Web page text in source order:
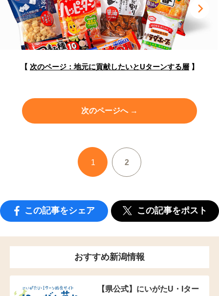
【 次のページ：地元に貢献したいとUターンする層 】
次のページへ →
1 2
この記事をシェア この記事をポスト
おすすめ新潟情報
【県公式】にいがたU・Iター